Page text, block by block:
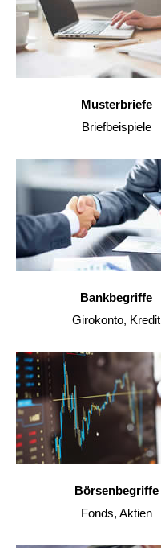
Musterbriefe
Briefbeispiele
Bankbegriffe
Girokonto, Kredit
Börsenbegriffe
Fonds, Aktien